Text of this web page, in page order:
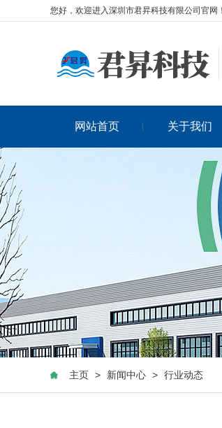
您好，欢迎进入深圳市君昇科技有限公司官网！
网站首页 关于我们
主页 > 新闻中心 > 行业动态